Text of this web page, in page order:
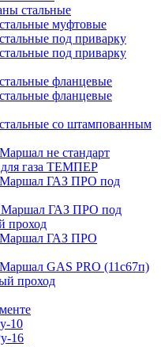
стальные
муфтовые
под приварку
под приварку
фланцевые
фланцевые
со штампованным
не стандарт
газа ТЕМПЕР
ГАЗ ПРО под
ГАЗ ПРО под
проход
ГАЗ ПРО
GAS PRO (11с67п)
проход
10
16